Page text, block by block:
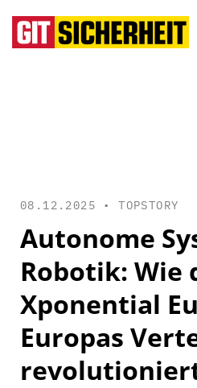
08.12.2025 •TOPSTORY
Autonome
Robotik: Wie
Xponential
Europas